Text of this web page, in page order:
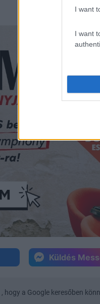
I want
I want
Küldés
, hogy a Google keresőben